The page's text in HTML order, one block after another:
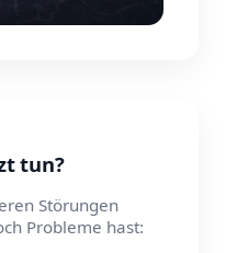
tun?
Störungen
Probleme hast: